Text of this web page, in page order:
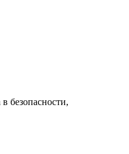
безопасности,